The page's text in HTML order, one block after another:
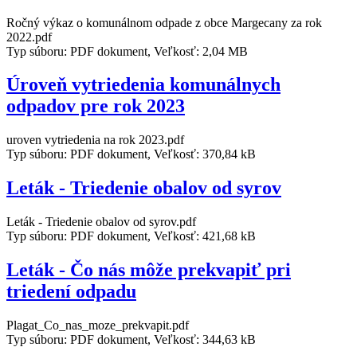
Ročný výkaz o komunálnom odpade z obce Margecany za rok
2022.pdf
Typ súboru: PDF dokument, Veľkosť: 2,04 MB
Úroveň vytriedenia komunálnych
odpadov pre rok 2023
uroven vytriedenia na rok 2023.pdf
Typ súboru: PDF dokument, Veľkosť: 370,84 kB
Leták - Triedenie obalov od syrov
Leták - Triedenie obalov od syrov.pdf
Typ súboru: PDF dokument, Veľkosť: 421,68 kB
Leták - Čo nás môže prekvapiť pri
triedení odpadu
Plagat_Co_nas_moze_prekvapit.pdf
Typ súboru: PDF dokument, Veľkosť: 344,63 kB